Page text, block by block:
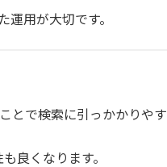
用が大切です。
とで検索に引っかかりや
良くなります。